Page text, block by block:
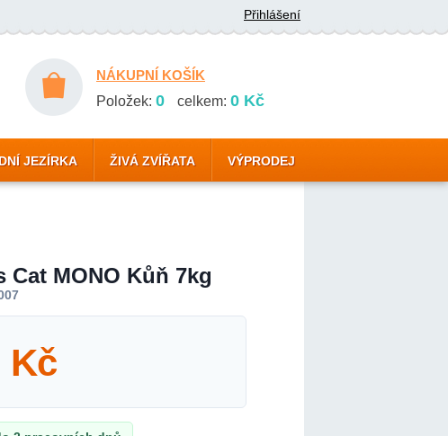
Přihlášení
NÁKUPNÍ KOŠÍK
Položek: 0 celkem: 0 Kč
JEZÍRKA ŽIVÁ ZVÍŘATA VÝPRODEJ
Cat MONO Kůň 7kg
Kč